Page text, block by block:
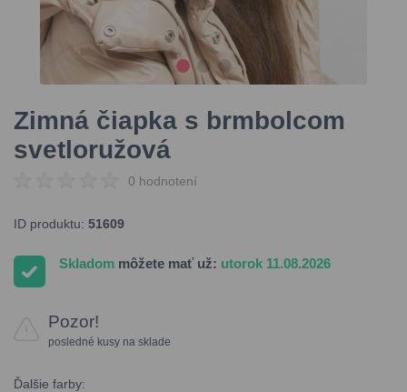
Zimná čiapka s brmbolcom
svetloružová
0 hodnotení
ID produktu: 51609
Skladom môžete mať už: utorok 11.08.2026
Pozor!
posledné kusy na sklade
Ďalšie farby: